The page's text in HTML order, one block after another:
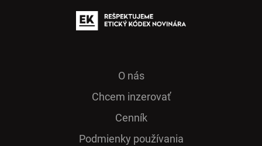
O nás
Chcem inzerovať
Cenník
Podmienky používania